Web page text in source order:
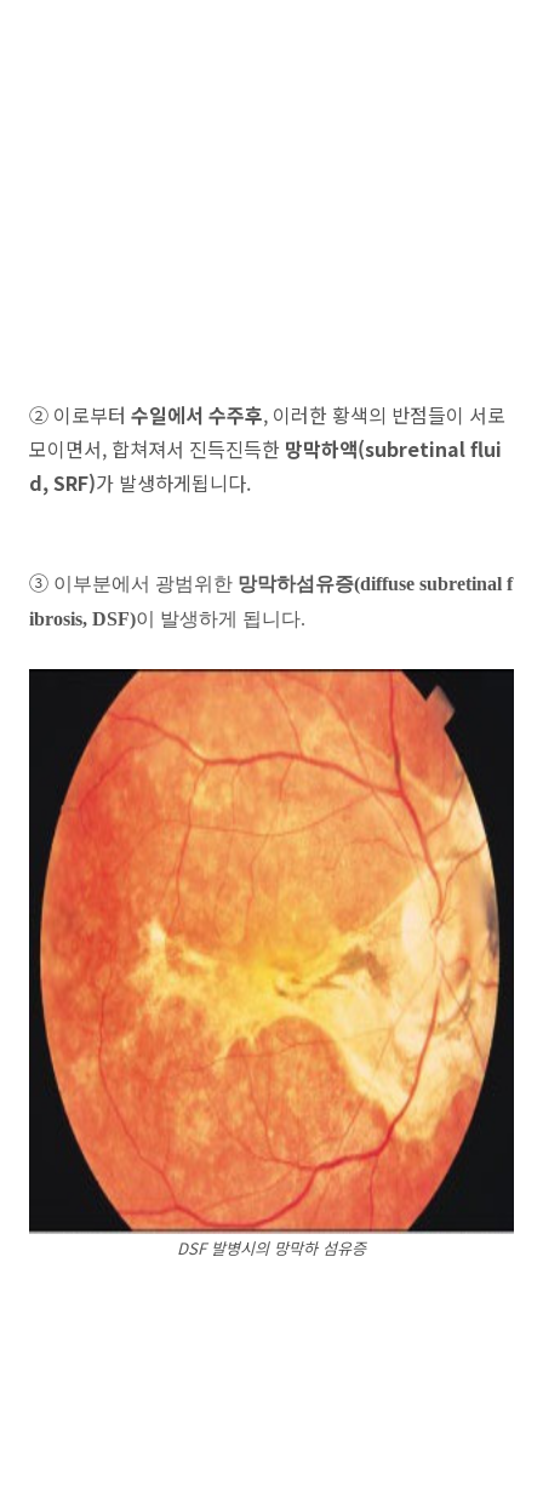
② 이로부터 수일에서 수주후, 이러한 황색의 반점들이 서로
모이면서, 합쳐져서 진득진득한 망막하액(subretinal flui
d, SRF)가 발생하게됩니다.
③ 이부분에서 광범위한 망막하섬유증(diffuse subretinal f
ibrosis, DSF)이 발생하게 됩니다.
DSF 발병시의 망막하 섬유증